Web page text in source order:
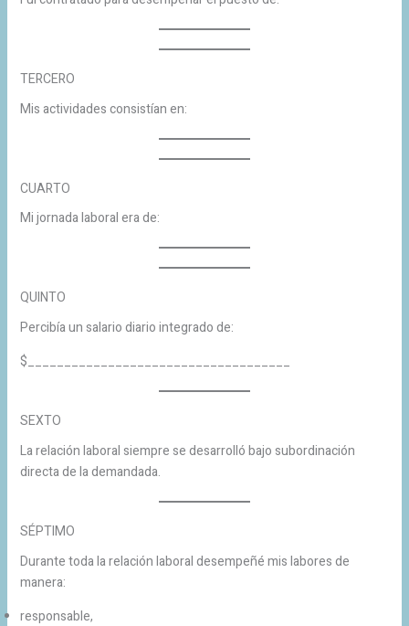
TERCERO
Mis actividades consistían en:
CUARTO
Mi jornada laboral era de:
QUINTO
Percibía un salario diario integrado de:
$____________________________________
SEXTO
La relación laboral siempre se desarrolló bajo subordinación
directa de la demandada.
SÉPTIMO
Durante toda la relación laboral desempeñé mis labores de
manera:
responsable,